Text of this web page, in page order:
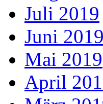
Juli 2019
Juni 2019
Mai 2019
April